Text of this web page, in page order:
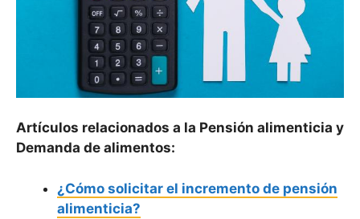
Artículos relacionados a la Pensión alimenticia y
Demanda de alimentos:
¿Cómo solicitar el incremento de pensión
alimenticia?